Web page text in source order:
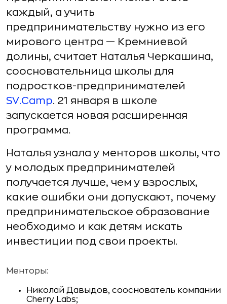
каждый, а учить
предпринимательству нужно из его
мирового центра — Кремниевой
долины, считает Наталья Черкашина,
соосновательница школы для
подростков-предпринимателей
SV.Camp. 21 января в школе
запускается новая расширенная
программа.
Наталья узнала у менторов школы, что
у молодых предпринимателей
получается лучше, чем у взрослых,
какие ошибки они допускают, почему
предпринимательское образование
необходимо и как детям искать
инвестиции под свои проекты.
Менторы:
Николай Давыдов, сооснователь компании
Cherry Labs;